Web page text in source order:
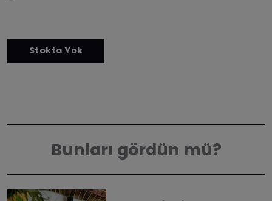
Bunları gördün mü?